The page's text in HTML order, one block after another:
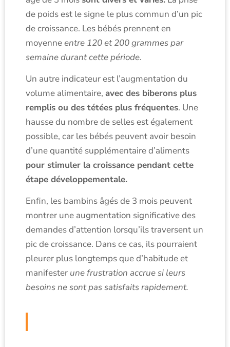
de poids est le signe le plus commun d’un pic
de croissance. Les bébés prennent en
moyenneentre 120 et 200 grammes par
semaine durant cette période.
Un autre indicateur est l’augmentation du
volume alimentaire, avec des biberons plus
remplis ou des tétées plus fréquentes. Une
hausse du nombre de selles est également
possible, car les bébés peuvent avoir besoin
d’une quantité supplémentaire d’aliments
pour stimuler la croissance pendant cette
étape développementale.
Enfin, les bambins âgés de 3 mois peuvent
montrer une augmentation significative des
demandes d’attention lorsqu’ils traversent un
pic de croissance. Dans ce cas, ils pourraient
pleurer plus longtemps que d’habitude et
manifester une frustration accrue si leurs
besoins ne sont pas satisfaits rapidement.